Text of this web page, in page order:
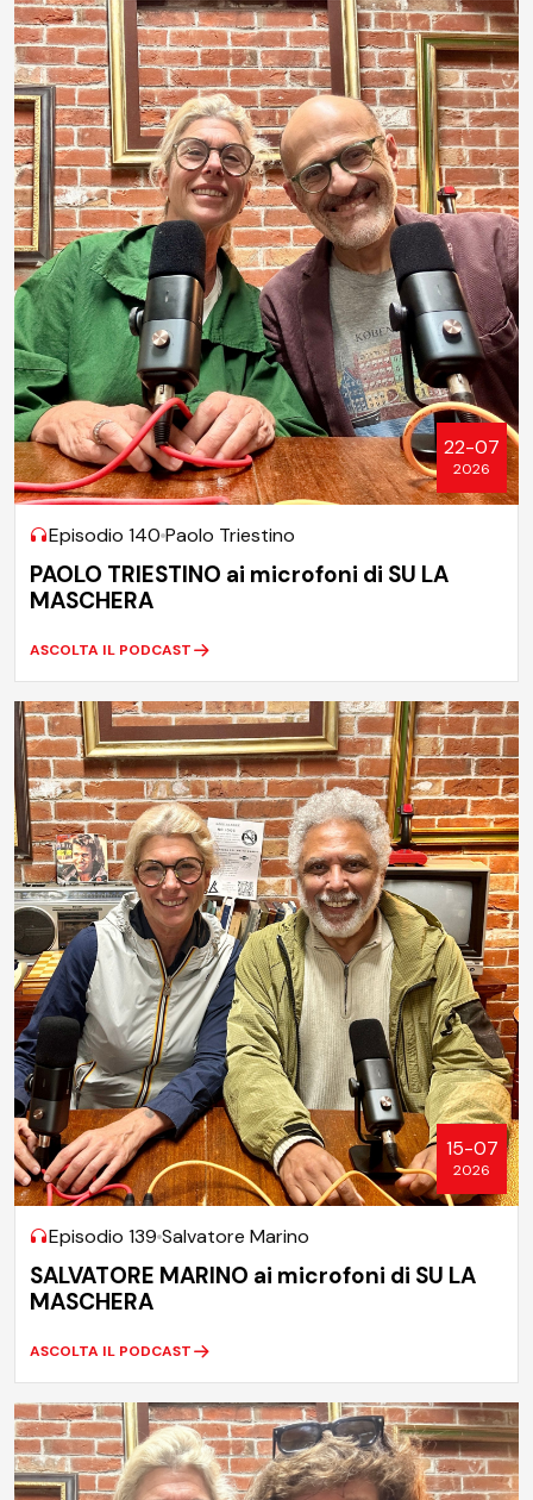
22-07
2026
Episodio 140 Paolo Triestino
PAOLO TRIESTINO ai microfoni di SU LA
MASCHERA
ASCOLTA IL PODCAST
15-07
2026
Episodio 139 Salvatore Marino
SALVATORE MARINO ai microfoni di SU LA
MASCHERA
ASCOLTA IL PODCAST